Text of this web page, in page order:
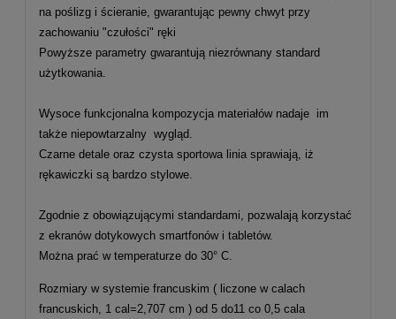
na poślizg i ścieranie, gwarantując pewny chwyt przy
zachowaniu "czułości" ręki
Powyższe parametry gwarantują niezrównany standard
użytkowania.
Wysoce funkcjonalna kompozycja materiałów nadaje im
także niepowtarzalny wygląd.
Czarne detale oraz czysta sportowa linia sprawiają, iż
rękawiczki są bardzo stylowe.
Zgodnie z obowiązującymi standardami, pozwalają korzystać
z ekranów dotykowych smartfonów i tabletów.
Można prać w temperaturze do 30° C.
Rozmiary w systemie francuskim ( liczone w calach
francuskich, 1 cal=2,707 cm ) od 5 do11 co 0,5 cala